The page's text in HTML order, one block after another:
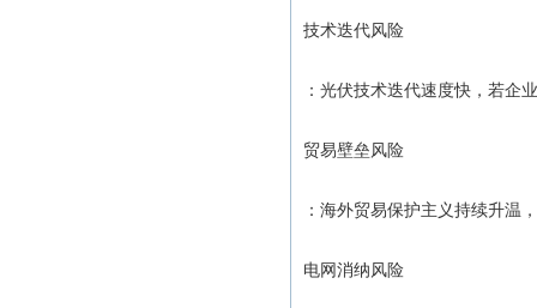
技术迭代风险
：光伏技术迭代速度快，若企
贸易壁垒风险
：海外贸易保护主义持续升温
电网消纳风险